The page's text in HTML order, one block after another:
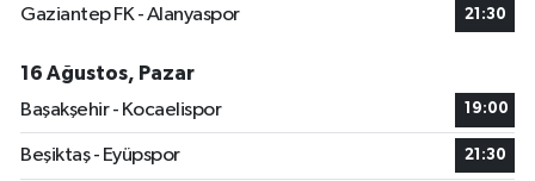
Gaziantep FK - Alanyaspor 21:30
16 Ağustos, Pazar
Başakşehir - Kocaelispor
19:00
Beşiktaş - Eyüpspor 21:30